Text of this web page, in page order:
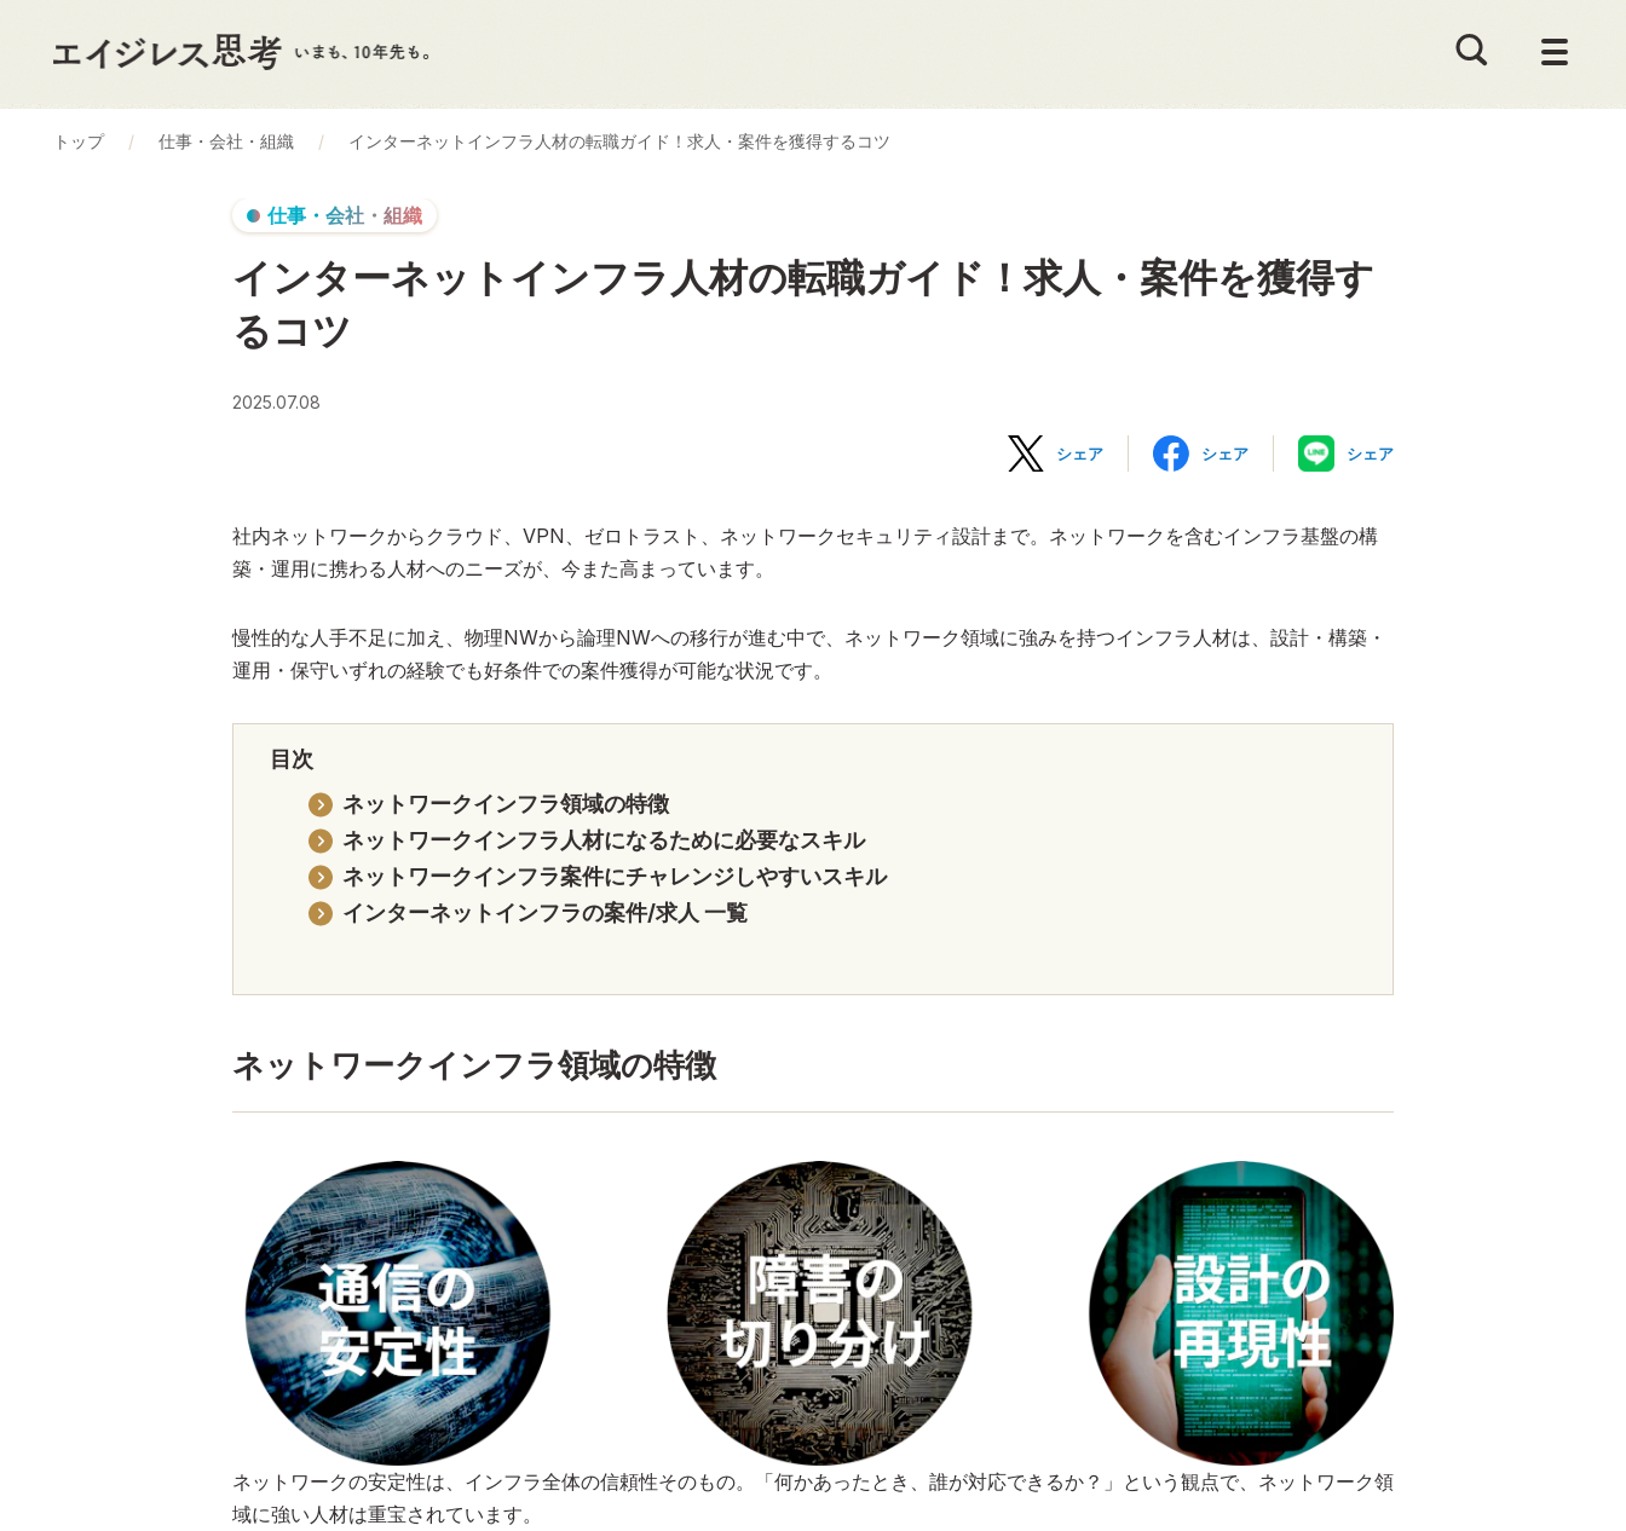
トップ 仕事・会社・組織 インターネットインフラ人材の転職ガイド！求人・案件を獲得するコツ
仕事・会社・組織
インターネットインフラ人材の転職ガイド！求人・案件を獲得す
るコツ
2025.07.08
シェア シェア シェア
社内ネットワークからクラウド、VPN、ゼロトラスト、ネットワークセキュリティ設計まで。ネットワークを含むインフラ基盤の構
築・運用に携わる人材へのニーズが、今また高まっています。
慢性的な人手不足に加え、物理NWから論理NWへの移行が進む中で、ネットワーク領域に強みを持つインフラ人材は、設計・構築・
運用・保守いずれの経験でも好条件での案件獲得が可能な状況です。
目次
ネットワークインフラ領域の特徴
ネットワークインフラ人材になるために必要なスキル
ネットワークインフラ案件にチャレンジしやすいスキル
インターネットインフラの案件/求人 一覧
ネットワークインフラ領域の特徴
ネットワークの安定性は、インフラ全体の信頼性そのもの。「何かあったとき、誰が対応できるか？」という観点で、ネットワーク領
域に強い人材は重宝されています。